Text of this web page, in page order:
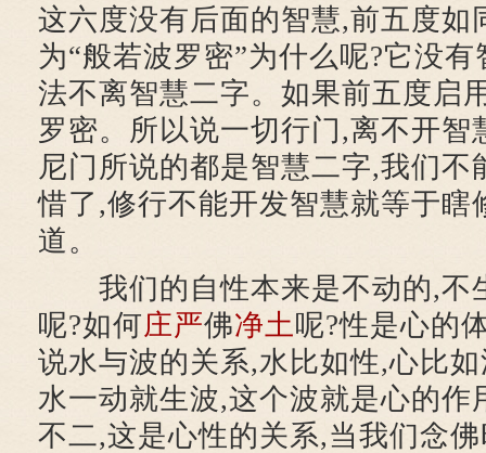
这六度没有后面的智慧,前五度如
为“般若波罗密”为什么呢?它没有
法不离智慧二字。如果前五度启
罗密。所以说一切行门,离不开智
尼门所说的都是智慧二字,我们不
惜了,修行不能开发智慧就等于瞎
道。
我们的自性本来是不动的,不
呢?如何庄严佛净土呢?性是心的
说水与波的关系,水比如性,心比
水一动就生波,这个波就是心的作
不二,这是心性的关系,当我们念